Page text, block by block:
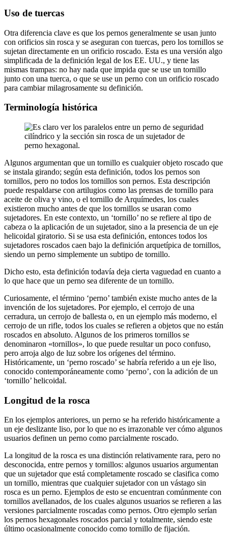
Uso de tuercas
Otra diferencia clave es que los pernos generalmente se usan junto
con orificios sin rosca y se aseguran con tuercas, pero los tornillos se
sujetan directamente en un orificio roscado. Esta es una versión algo
simplificada de la definición legal de los EE. UU., y tiene las
mismas trampas: no hay nada que impida que se use un tornillo
junto con una tuerca, o que se use un perno con un orificio roscado
para cambiar milagrosamente su definición.
Terminología histórica
Algunos argumentan que un tornillo es cualquier objeto roscado que
se instala girando; según esta definición, todos los pernos son
tornillos, pero no todos los tornillos son pernos. Esta descripción
puede respaldarse con artilugios como las prensas de tornillo para
aceite de oliva y vino, o el tornillo de Arquímedes, los cuales
existieron mucho antes de que los tornillos se usaran como
sujetadores. En este contexto, un ‘tornillo’ no se refiere al tipo de
cabeza o la aplicación de un sujetador, sino a la presencia de un eje
helicoidal giratorio. Si se usa esta definición, entonces todos los
sujetadores roscados caen bajo la definición arquetípica de tornillos,
siendo un perno simplemente un subtipo de tornillo.
Dicho esto, esta definición todavía deja cierta vaguedad en cuanto a
lo que hace que un perno sea diferente de un tornillo.
Curiosamente, el término ‘perno’ también existe mucho antes de la
invención de los sujetadores. Por ejemplo, el cerrojo de una
cerradura, un cerrojo de ballesta o, en un ejemplo más moderno, el
cerrojo de un rifle, todos los cuales se refieren a objetos que no están
roscados en absoluto. Algunos de los primeros tornillos se
denominaron «tornillos», lo que puede resultar un poco confuso,
pero arroja algo de luz sobre los orígenes del término.
Históricamente, un ‘perno roscado’ se habría referido a un eje liso,
conocido contemporáneamente como ‘perno’, con la adición de un
‘tornillo’ helicoidal.
Longitud de la rosca
En los ejemplos anteriores, un perno se ha referido históricamente a
un eje deslizante liso, por lo que no es irrazonable ver cómo algunos
usuarios definen un perno como parcialmente roscado.
La longitud de la rosca es una distinción relativamente rara, pero no
desconocida, entre pernos y tornillos: algunos usuarios argumentan
que un sujetador que está completamente roscado se clasifica como
un tornillo, mientras que cualquier sujetador con un vástago sin
rosca es un perno. Ejemplos de esto se encuentran comúnmente con
tornillos avellanados, de los cuales algunos usuarios se refieren a las
versiones parcialmente roscadas como pernos. Otro ejemplo serían
los pernos hexagonales roscados parcial y totalmente, siendo este
último ocasionalmente conocido como tornillo de fijación.